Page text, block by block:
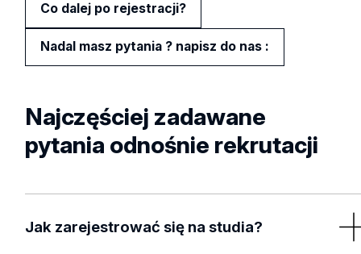
Co dalej po rejestracji?
Nadal masz pytania ? napisz do nas :
Najczęściej zadawane
pytania odnośnie rekrutacji
Jak zarejestrować się na studia?